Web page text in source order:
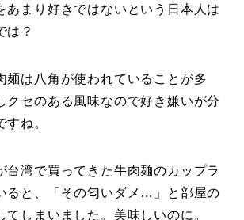
あまり好きではないという日本人は
は？
麺は八角が使われていることが多
クセのある風味なので好き嫌いが分
ね。
台湾で買ってきた牛肉麺のカップラ
ると、「その匂いダメ…」と部屋の
てしまいました。美味しいのに。